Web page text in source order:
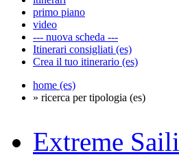
primo piano
video
--- nuova scheda ---
Itinerari consigliati (es)
Crea il tuo itinerario (es)
home (es)
» ricerca per tipologia (es)
Extreme